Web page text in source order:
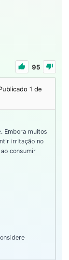
95
1 de
Embora muitos
irritação no
consumir